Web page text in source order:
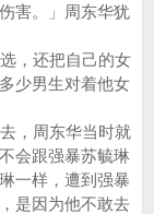
害。」周东华犹
，还把自己的女
少男生对着他女
，周东华当时就
会跟强暴苏毓琳
一样，遭到强暴
是因为他不敢去